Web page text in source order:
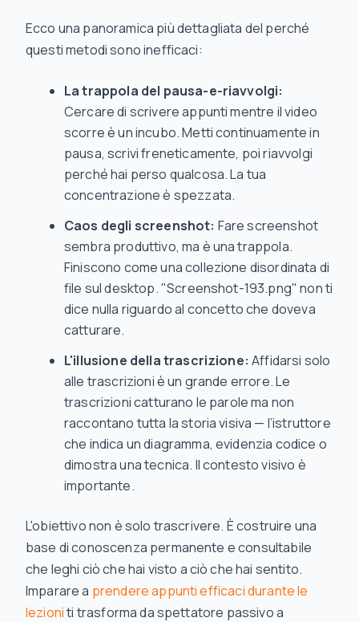
Ecco una panoramica più dettagliata del perché
questi metodi sono inefficaci:
La trappola del pausa-e-riavvolgi:
Cercare di scrivere appunti mentre il video
scorre è un incubo. Metti continuamente in
pausa, scrivi freneticamente, poi riavvolgi
perché hai perso qualcosa. La tua
concentrazione è spezzata.
Caos degli screenshot: Fare screenshot
sembra produttivo, ma è una trappola.
Finiscono come una collezione disordinata di
file sul desktop. "Screenshot-193.png" non ti
dice nulla riguardo al concetto che doveva
catturare.
L'illusione della trascrizione: Affidarsi solo
alle trascrizioni è un grande errore. Le
trascrizioni catturano le parole ma non
raccontano tutta la storia visiva — l’istruttore
che indica un diagramma, evidenzia codice o
dimostra una tecnica. Il contesto visivo è
importante.
L'obiettivo non è solo trascrivere. È costruire una
base di conoscenza permanente e consultabile
che leghi ciò chehai visto a ciò chehai sentito.
Imparare a prendere appunti efficaci durante le
lezioniti trasforma da spettatore passivo a